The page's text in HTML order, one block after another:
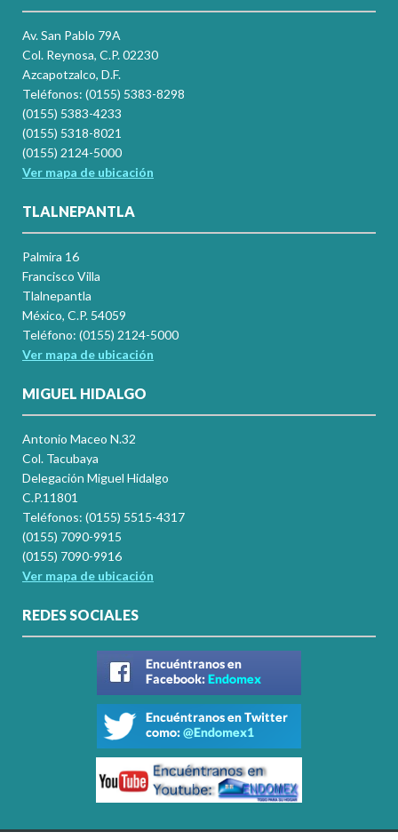
Av. San Pablo 79A
Col. Reynosa, C.P. 02230
Azcapotzalco, D.F.
Teléfonos: (0155) 5383-8298
(0155) 5383-4233
(0155) 5318-8021
(0155) 2124-5000
Ver mapa de ubicación
TLALNEPANTLA
Palmira 16
Francisco Villa
Tlalnepantla
México, C.P. 54059
Teléfono: (0155) 2124-5000
Ver mapa de ubicación
MIGUEL HIDALGO
Antonio Maceo N.32
Col. Tacubaya
Delegación Miguel Hidalgo
C.P.11801
Teléfonos: (0155) 5515-4317
(0155) 7090-9915
(0155) 7090-9916
Ver mapa de ubicación
REDES SOCIALES